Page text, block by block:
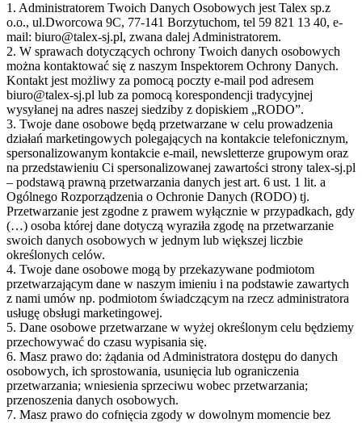
1. Administratorem Twoich Danych Osobowych jest Talex sp.z
o.o., ul.Dworcowa 9C, 77-141 Borzytuchom, tel 59 821 13 40, e-
mail: biuro@talex-sj.pl, zwana dalej Administratorem.
2. W sprawach dotyczących ochrony Twoich danych osobowych
można kontaktować się z naszym Inspektorem Ochrony Danych.
Kontakt jest możliwy za pomocą poczty e-mail pod adresem
biuro@talex-sj.pl lub za pomocą korespondencji tradycyjnej
wysyłanej na adres naszej siedziby z dopiskiem „RODO”.
3. Twoje dane osobowe będą przetwarzane w celu prowadzenia
działań marketingowych polegających na kontakcie telefonicznym,
spersonalizowanym kontakcie e-mail, newsletterze grupowym oraz
na przedstawieniu Ci spersonalizowanej zawartości strony talex-sj.pl
– podstawą prawną przetwarzania danych jest art. 6 ust. 1 lit. a
Ogólnego Rozporządzenia o Ochronie Danych (RODO) tj.
Przetwarzanie jest zgodne z prawem wyłącznie w przypadkach, gdy
(…) osoba której dane dotyczą wyraziła zgodę na przetwarzanie
swoich danych osobowych w jednym lub większej liczbie
określonych celów.
4. Twoje dane osobowe mogą by przekazywane podmiotom
przetwarzającym dane w naszym imieniu i na podstawie zawartych
z nami umów np. podmiotom świadczącym na rzecz administratora
usługę obsługi marketingowej.
5. Dane osobowe przetwarzane w wyżej określonym celu będziemy
przechowywać do czasu wypisania się.
6. Masz prawo do: żądania od Administratora dostępu do danych
osobowych, ich sprostowania, usunięcia lub ograniczenia
przetwarzania; wniesienia sprzeciwu wobec przetwarzania;
przenoszenia danych osobowych.
7. Masz prawo do cofnięcia zgody w dowolnym momencie bez